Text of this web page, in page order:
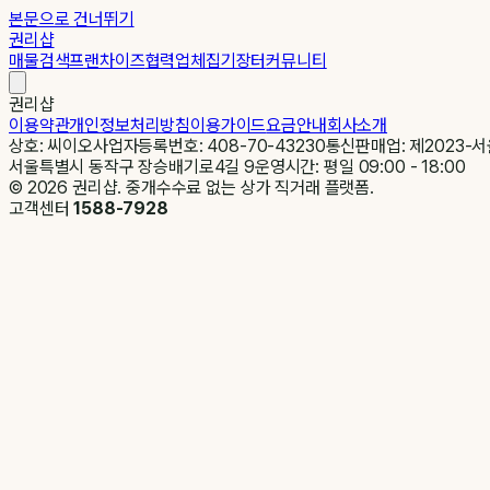
본문으로 건너뛰기
권리샵
매물검색프랜차이즈협력업체집기장터커뮤니티
권리샵
이용약관개인정보처리방침이용가이드요금안내회사소개
상호: 씨이오사업자등록번호: 408-70-43230통신판매업: 제2023-
서울특별시 동작구 장승배기로4길 9운영시간: 평일 09:00 - 18:00
© 2026 권리샵. 중개수수료 없는 상가 직거래 플랫폼.
고객센터1588-7928